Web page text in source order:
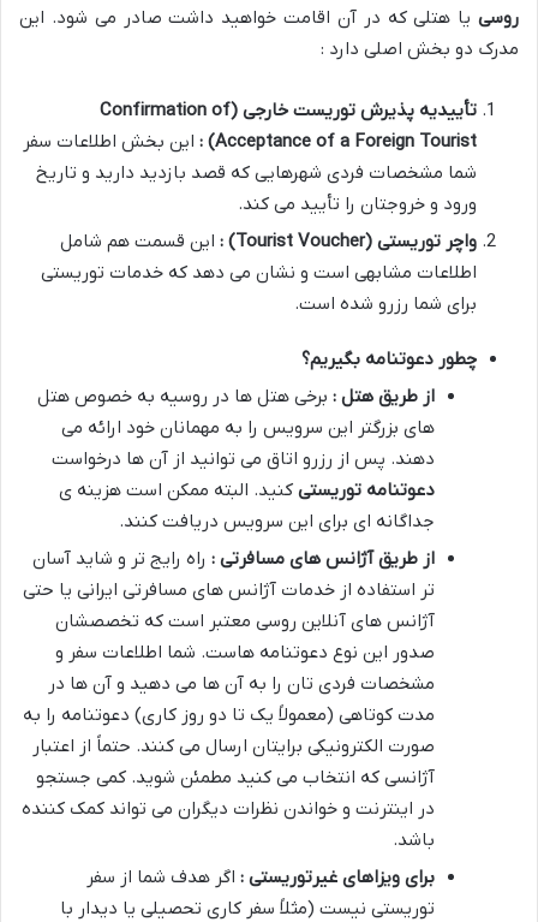
روسی یا هتلی که در آن اقامت خواهید داشت صادر می شود. این
مدرک دو بخش اصلی دارد :
تأییدیه پذیرش توریست خارجی (Confirmation of
Acceptance of a Foreign Tourist)
: این بخش اطلاعات سفر
شما مشخصات فردی شهرهایی که قصد بازدید دارید و تاریخ
ورود و خروجتان را تأیید می کند.
واچر توریستی (Tourist Voucher)
: این قسمت هم شامل
اطلاعات مشابهی است و نشان می دهد که خدمات توریستی
برای شما رزرو شده است.
چطور دعوتنامه بگیریم؟
از طریق هتل : برخی هتل ها در روسیه به خصوص هتل
های بزرگتر این سرویس را به مهمانان خود ارائه می
دهند. پس از رزرو اتاق می توانید از آن ها درخواست
دعوتنامه توریستی کنید. البته ممکن است هزینه ی
جداگانه ای برای این سرویس دریافت کنند.
از طریق آژانس های مسافرتی : راه رایج تر و شاید آسان
تر استفاده از خدمات آژانس های مسافرتی ایرانی یا حتی
آژانس های آنلاین روسی معتبر است که تخصصشان
صدور این نوع دعوتنامه هاست. شما اطلاعات سفر و
مشخصات فردی تان را به آن ها می دهید و آن ها در
مدت کوتاهی (معمولاً یک تا دو روز کاری) دعوتنامه را به
صورت الکترونیکی برایتان ارسال می کنند. حتماً از اعتبار
آژانسی که انتخاب می کنید مطمئن شوید. کمی جستجو
در اینترنت و خواندن نظرات دیگران می تواند کمک کننده
باشد.
برای ویزاهای غیرتوریستی : اگر هدف شما از سفر
توریستی نیست (مثلاً سفر کاری تحصیلی یا دیدار با